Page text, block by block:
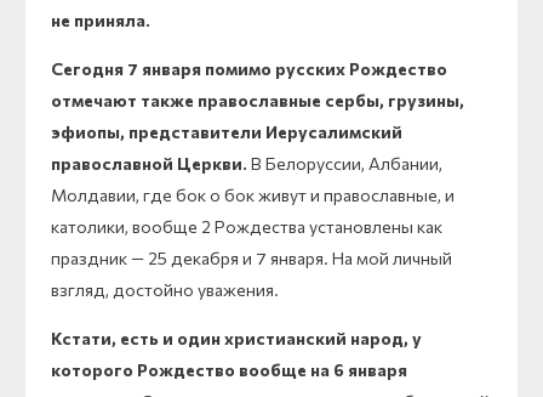
не приняла.
Сегодня 7 января помимо русских Рождество
отмечают также православные сербы, грузины,
эфиопы, представители Иерусалимский
православной Церкви. В Белоруссии, Албании,
Молдавии, где бок о бок живут и православные, и
католики, вообще 2 Рождества установлены как
праздник — 25 декабря и 7 января. На мой личный
взгляд, достойно уважения.
Кстати, есть и один христианский народ, у
которого Рождество вообще на 6 января